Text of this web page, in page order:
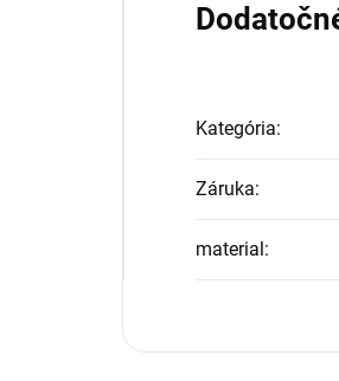
Kategória:
Záruka:
material :